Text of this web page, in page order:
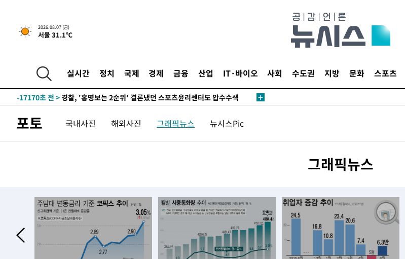
2026.08.07 (금)
서울 31.1℃
실시간 정치 국제 경제 금융 산업 IT·바이오 사회 수도권 지방 문화 스포츠
5시간 전 >내일까지 39도 '펄펄'…기상청 "태풍 지나며 폭염 잠시 꺾인다"
-19692초 전 >
[속보] 뉴욕증시, 혼조 출발…나스닥 0.3%↓, 다우 0.14%↑
-18485초 전 >
-17170초 전 >경찰, '홍명보는 2순위' 결론냈던 스포츠윤리센터도 압수수색
-2514초 전 >
日방위성, 北이 동해로 쏜 발사체는 탄도미사일 가능성
-944초 전 >[속보] SKT, 에이닷 서비스 장애 발생…"원인 파악 중"
10분 전 >"韓 외환시장 개입 관측 배경엔 美의 대한국 무역적자 있어"
13분 전 >'월드컵 탈락 후폭풍' 축구협회…초유의 압수수색에 '충격·당황'
16분 전 >서울 낮 37.9도, 올여름 최고치 경신…영등포 순간 '40도'
23분 전 >
[속보]종합특검, 대검 추가 압수수색…내란 중요임무종사 혐의
[속보]코스닥, 800p 회복…0.26% 오른 801.67 마감
포토 국내사진 해외사진 그래픽뉴스 뉴시스Pic
그래픽뉴스